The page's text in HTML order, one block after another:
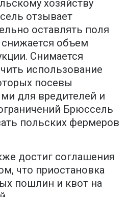
хозяйству
отзывает
оставлять поля
снижается объем
Снимается
использование
посевы
для вредителей и
Брюссель
польских фермеров
достиг соглашения
что приостановка
пошлин и квот на